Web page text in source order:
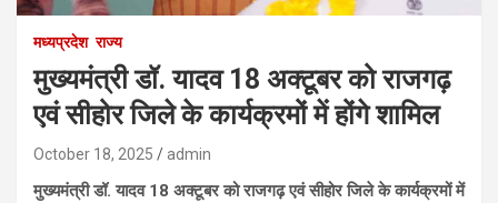
मध्यप्रदेश राज्य
मुख्यमंत्री डॉ. यादव 18 अक्टूबर को राजगढ़
एवं सीहोर जिले के कार्यक्रमों में होंगे शामिल
October 18, 2025 admin
मुख्यमंत्री डॉ. यादव 18 अक्टूबर को राजगढ़ एवं सीहोर जिले के कार्यक्रमों में